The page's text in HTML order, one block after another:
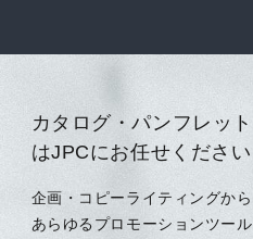
カタログ・パンフレッ
はJPCにお任せください
企画・コピーライティングか
あらゆるプロモーションツー